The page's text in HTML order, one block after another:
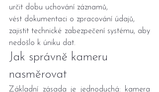
určit dobu uchování záznamů,
vést dokumentaci o zpracování údajů,
zajistit technické zabezpečení systému, aby
nedošlo k úniku dat.
Jak správně kameru
nasměrovat
Základní zásada je jednoduchá: kamera